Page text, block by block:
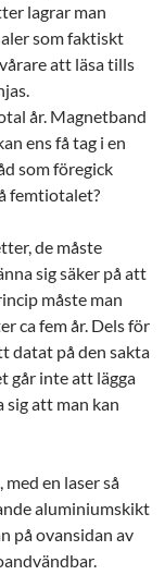
lagrar man
som faktiskt
att läsa tills
år. Magnetband
ens få tag i en
som föregick
femtiotalet?
de måste
sig säker på att
måste man
ca fem år. Dels för
datat på den sakta
går inte att lägga
sig att man kan
en laser så
aluminiumskikt
på ovansidan av